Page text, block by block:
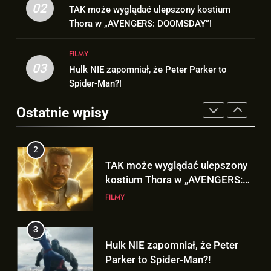
TAK może wyglądać ulepszony
kostium Thora w „AVENGERS:
3
Hulk NIE zapomniał, że Peter
Parker to Spider-Man?!
FILMY
4
D.D. Cretton zdradza, że
niedługo dowiemy się znaczenia
sceny po napisach „SPIDER-
FILMY
5
Kolejne informacje o roli
Lokiego w „AVENGERS:
02
TAK może wyglądać ulepszony kostium
Thora w „AVENGERS: DOOMSDAY”!
03
FILMY
Hulk NIE zapomniał, że Peter Parker to
Spider-Man?!
Ostatnie wpisy
Nowy TRAILER „GTA VI” pojawi
się w serwisie.. NETFLIX!
2
kostium Thora w „AVENGERS:
DOOMSDAY”!
FILMY
3
Hulk NIE zapomniał, że Peter
4
D.D. Cretton zdradza, że